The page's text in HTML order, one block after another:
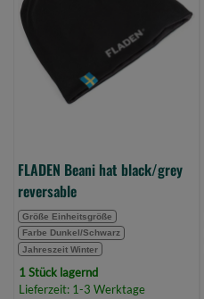
black/grey
reversable
(Bild
FLADEN Beani hat black/grey
reversable
Größe Einheitsgröße
Farbe Dunkel/Schwarz
Jahreszeit Winter
1 Stück lagernd
Lieferzeit: 1-3 Werktage